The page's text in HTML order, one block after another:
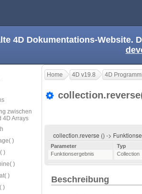
4D Dokumentations-Website.
zwischen
4D Arrays
)
)
)
)
)
Home 4D v19.8 4D
collection.reverse () ->
Parameter
Typ
Funktionsergebnis
Collection
Beschreibung